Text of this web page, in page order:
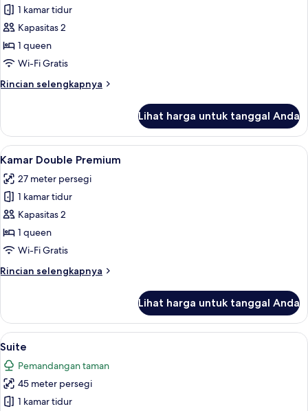
untuk
Kamar
Double
Comfort
1 kamar tidur
Kapasitas 2
1 queen
Wi-Fi Gratis
Rincian selengkapnya
Rincian
Kamar
Double
Comfort
Lihat harga untuk tanggal Anda
Lihat
semua
foto
untuk
Kamar
Double
Premium
Kamar Double Premium | Seprai
6
Kamar Double Premium
27 meter persegi
1 kamar tidur
Kapasitas 2
1 queen
Wi-Fi Gratis
Rincian selengkapnya
Rincian
Kamar
Double
Premium
Lihat harga untuk tanggal Anda
Lihat
semua
foto
untuk
Suite
Suite | Seprai premium, minibar,
5
Suite
Pemandangan taman
45 meter persegi
1 kamar tidur